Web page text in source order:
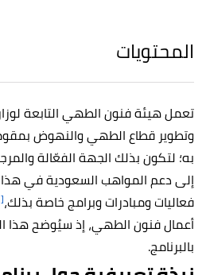
المحتويات
تعمل هيئة فنون الطهي التابعة
وتطوير قطاع الطهي والنهوض
به؛ لتكون بذلك الجهة الفعّالة
إلى دعم المواهب السعودية في
فعاليات ومبادرات وبرامج خاصة بذلك،[١]
أعمال فنون الطهي، إذ سيُوضح هذا
بالبرنامج.